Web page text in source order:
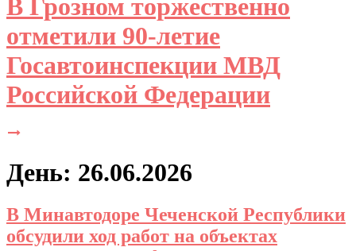
В Грозном торжественно
отметили 90-летие
Госавтоинспекции МВД
Российской Федерации
День: 26.06.2026
В Минавтодоре Чеченской Республики
обсудили ход работ на объектах